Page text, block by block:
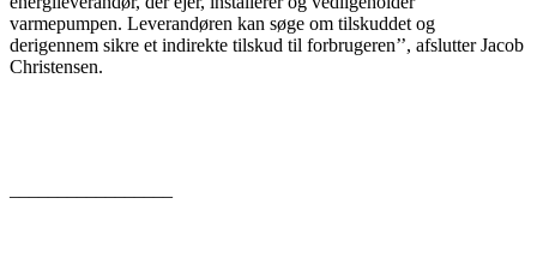
varmepumpen. Leverandøren kan søge om tilskuddet og
derigennem sikre et indirekte tilskud til forbrugeren’’, afslutter Jacob
Christensen.